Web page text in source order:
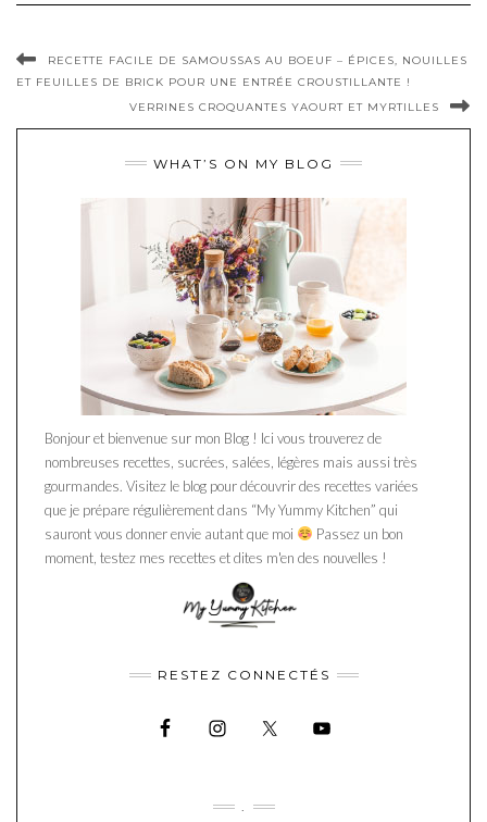
RECETTE FACILE DE SAMOUSSAS AU BOEUF – ÉPICES, NOUILLES
ET FEUILLES DE BRICK POUR UNE ENTRÉE CROUSTILLANTE !
VERRINES CROQUANTES YAOURT ET MYRTILLES
WHAT’S ON MY BLOG
Bonjour et bienvenue sur mon Blog ! Ici vous trouverez de
nombreuses recettes, sucrées, salées, légères mais aussi très
gourmandes. Visitez le blog pour découvrir des recettes variées
que je prépare régulièrement dans “My Yummy Kitchen” qui
sauront vous donner envie autant que moi
Passez un bon
moment, testez mes recettes et dites m'en des nouvelles !
RESTEZ CONNECTÉS
.